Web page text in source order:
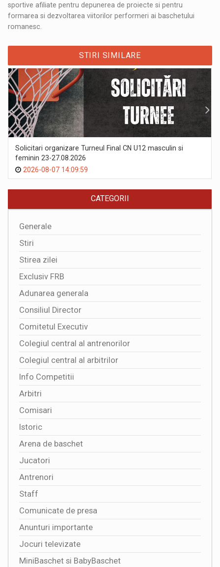
sportive afiliate pentru depunerea de proiecte si pentru
formarea si dezvoltarea viitorilor performeri ai baschetului
romanesc.
STIRI SIMILARE
Solicitari organizare Turneul Final CN U12 masculin si
feminin 23-27.08.2026
2026-08-07 14:09:59
CATEGORII
Generale
Stiri
Stirea zilei
Exclusiv FRB
Adunarea generala
Consiliul Director
Comitetul Executiv
Colegiul central al antrenorilor
Colegiul central al arbitrilor
Info Competitii
Arbitri
Comisari
Istoric
Arena de baschet
Jucatori
Antrenori
Staff
Comunicate de presa
Anunturi importante
Jocuri televizate
MiniBaschet si BabyBaschet